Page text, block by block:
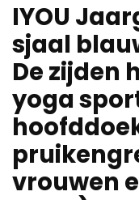
IYOU
sjaal
De zijden
yoga
vrouwen